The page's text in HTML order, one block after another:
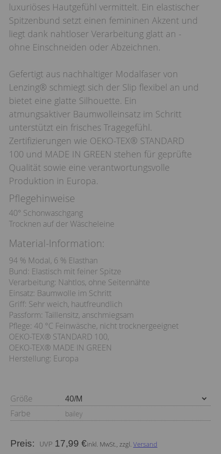
luxuriöses Hautgefühl vermittelt. Ein elastischer
Spitzenbund setzt einen femininen Akzent und
liegt dank nahtloser Verarbeitung glatt an -
ohne Einschneiden oder Abzeichnen.
Gefertigt aus nachhaltiger Modalfaser von
Lenzing® schmiegt sich der Slip flexibel an und
bietet eine glatte Silhouette. Ein
atmungsaktiver Baumwolleinsatz im Schritt
unterstützt ein frisches Tragegefühl.
Zertifizierungen wie OEKO-TEX® STANDARD
100 und MADE IN GREEN stehen für geprüfte
Qualität sowie eine verantwortungsvolle
Produktion in Europa.
Pflegehinweise
40° Schonwaschgang
Trocknen auf der Wäscheleine
Material-Information:
94 % Modal, 6 % Elasthan
Bund: Elastisch mit feiner Spitze
Verarbeitung: Nahtlos, ohne Seitennähte
Einsatz: Baumwolle im Schritt
Griff: Sehr weich, hautfreundlich
Passform: Taillensitz, anschmiegsam
Pflege: 40 °C Feinwäsche, nicht trocknergeeignet
OEKO-TEX® STANDARD 100,
OEKO-TEX® MADE IN GREEN
Herstellung: Europa
Größe
Farbe
bailey
Preis: 17,99 €inkl. MwSt., zzgl. Versand